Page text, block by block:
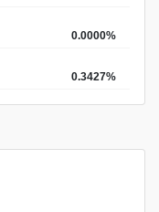
0.0000%
0.3427%